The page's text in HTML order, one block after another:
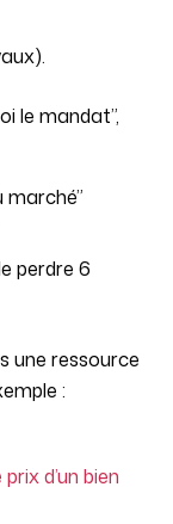
le mandat”,
marché”
perdre 6
une ressource
:
d’un bien